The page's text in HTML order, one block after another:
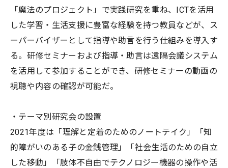
「魔法のプロジェクト」で実践研究を重ね、ICTを活用
した学習・生活支援に豊富な経験を持つ教員などが、ス
ーパーバイザーとして指導や助言を行う仕組みを導入す
る。研修セミナーおよび指導・助言は遠隔会議システム
を活用して参加することができ、研修セミナーの動画の
視聴や内容の確認が可能だ。
・テーマ別研究会の設置
2021年度は「理解と定着のためのノートテイク」「知
的障がいのある子の金銭管理」「社会生活のための自立
した移動」「肢体不自由でテクノロジー機器の操作や活